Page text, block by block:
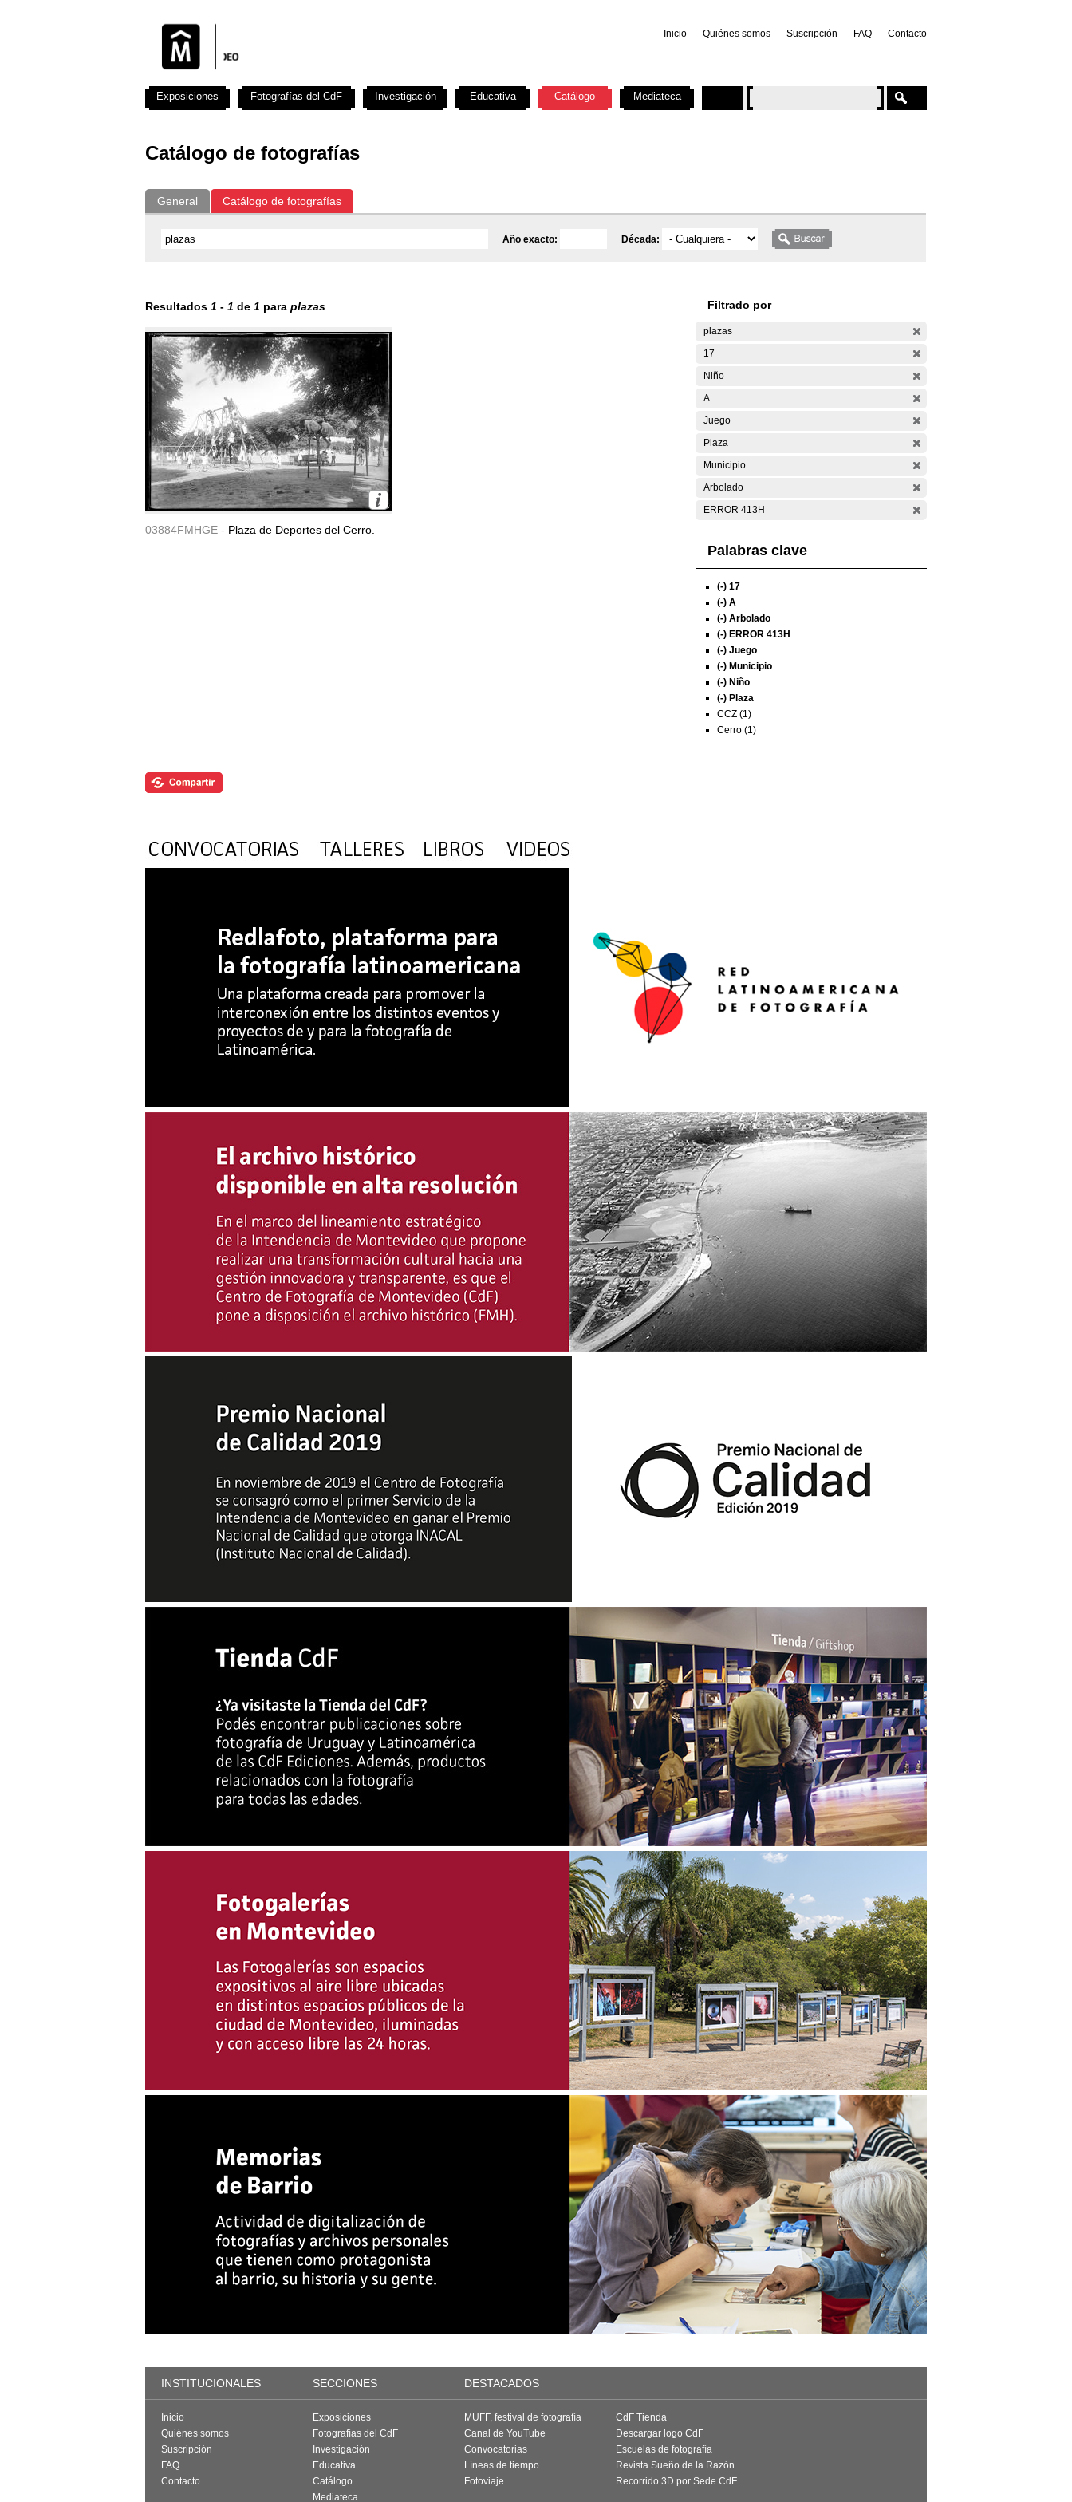
Inicio Quiénes somos Suscripción FAQ Contacto
Catálogo de fotografías
General Catálogo de fotografías
Año exacto: Década:
Resultados 1 - 1 de 1 para plazas
03884FMHGE - Plaza de Deportes del Cerro.
Filtrado por
plazas
17
Niño
A
Juego
Plaza
Municipio
Arbolado
ERROR 413H
Palabras clave
(-) 17
(-) A
(-) Arbolado
(-) ERROR 413H
(-) Juego
(-) Municipio
(-) Niño
(-) Plaza
CCZ (1)
Cerro (1)
Exposiciones Fotografías del CdF Investigación Educativa Catálogo Mediateca
INSTITUCIONALES SECCIONES DESTACADOS
Inicio
Quiénes somos
Suscripción
FAQ
Contacto
Exposiciones
Fotografías del CdF
Investigación
Educativa
Catálogo
Mediateca
MUFF, festival de fotografía
Canal de YouTube
Convocatorias
Líneas de tiempo
Fotoviaje
CdF Tienda
Descargar logo CdF
Escuelas de fotografía
Revista Sueño de la Razón
Recorrido 3D por Sede CdF